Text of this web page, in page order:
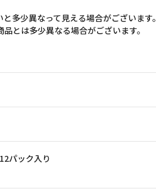
多少異なって見える場合がございます。
とは多少異なる場合がございます。
パック入り